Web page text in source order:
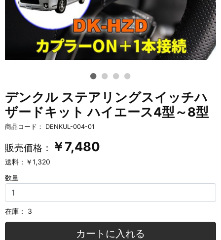
デンクル ステアリングスイッチハ
ザードキット ハイエース4型～8型
商品コード： DENKUL-004-01
販売価格： ￥7,480
送料：￥1,320
数量
在庫： 3
カートに入れる